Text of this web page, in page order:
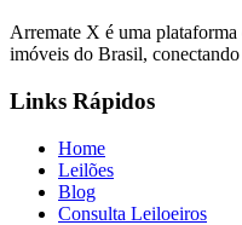
Arremate X é uma
imóveis do Brasil,
Links Rápidos
Home
Leilões
Blog
Consulta Leiloeiros